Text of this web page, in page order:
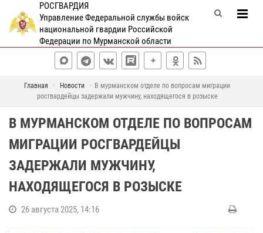
РОСГВАРДИЯ
Управление Федеральной службы войск
национальной гвардии Российской
Федерации по Мурманской области
Главная Новости
В мурманском отделе по вопросам миграции
росгвардейцы задержали мужчину, находящегося в розыске
В МУРМАНСКОМ ОТДЕЛЕ ПО ВОПРОСАМ
МИГРАЦИИ РОСГВАРДЕЙЦЫ
ЗАДЕРЖАЛИ МУЖЧИНУ,
НАХОДЯЩЕГОСЯ В РОЗЫСКЕ
26 августа 2025, 14:16